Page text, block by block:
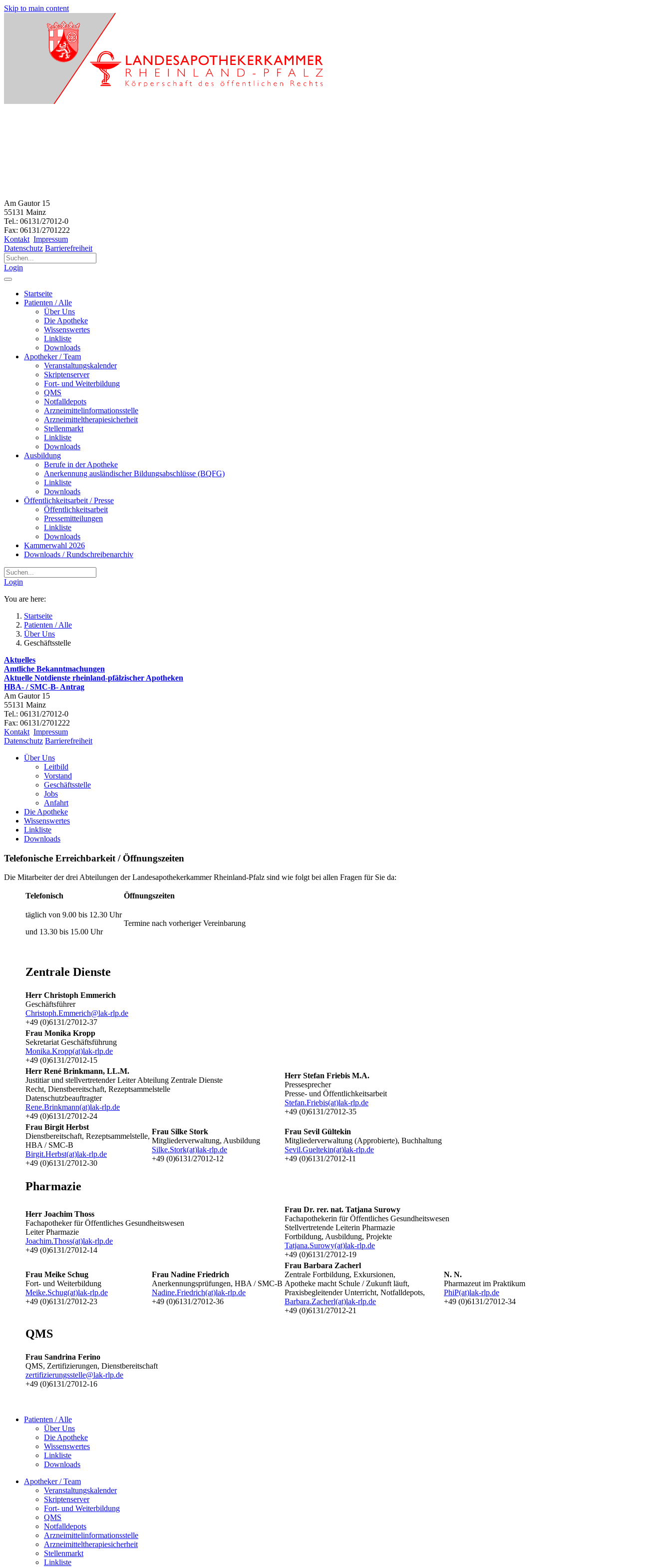
Skip to main content
Am Gautor 15
55131 Mainz
Tel.: 06131/27012-0
Fax: 06131/2701222
Kontakt Impressum
Datenschutz Barrierefreiheit
Login
Startseite
Patienten / Alle
Über Uns
Die Apotheke
Wissenswertes
Linkliste
Downloads
Apotheker / Team
Veranstaltungskalender
Skriptenserver
Fort- und Weiterbildung
QMS
Notfalldepots
Arzneimittelinformationsstelle
Arzneimitteltherapiesicherheit
Stellenmarkt
Linkliste
Downloads
Ausbildung
Berufe in der Apotheke
Anerkennung ausländischer Bildungsabschlüsse (BQFG)
Linkliste
Downloads
Öffentlichkeitsarbeit / Presse
Öffentlichkeitsarbeit
Pressemitteilungen
Linkliste
Downloads
Kammerwahl 2026
Downloads / Rundschreibenarchiv
Login
You are here:
Startseite
Patienten / Alle
Über Uns
Geschäftsstelle
Aktuelles
Amtliche Bekanntmachungen
Aktuelle Notdienste rheinland-pfälzischer Apotheken
HBA- / SMC-B- Antrag
Am Gautor 15
55131 Mainz
Tel.: 06131/27012-0
Fax: 06131/2701222
Kontakt Impressum
Datenschutz Barrierefreiheit
Über Uns
Leitbild
Vorstand
Geschäftsstelle
Jobs
Anfahrt
Die Apotheke
Wissenswertes
Linkliste
Downloads
Telefonische Erreichbarkeit / Öffnungszeiten
Die Mitarbeiter der drei Abteilungen der Landesapothekerkammer Rheinland-Pfalz sind wie folgt bei allen Fragen für Sie da:
Telefonisch Öffnungszeiten
täglich von 9.00 bis 12.30 Uhr
und 13.30 bis 15.00 Uhr
Termine nach vorheriger Vereinbarung
Zentrale Dienste
Herr Christoph Emmerich
Geschäftsführer
Christoph.Emmerich@lak-rlp.de
+49 (0)6131/27012-37
Frau Monika Kropp
Sekretariat Geschäftsführung
Monika.Kropp(at)lak-rlp.de
+49 (0)6131/27012-15
Herr René Brinkmann, LL.M.
Justitiar und stellvertretender Leiter Abteilung Zentrale Dienste
Recht, Dienstbereitschaft, Rezeptsammelstelle
Datenschutzbeauftragter
Rene.Brinkmann(at)lak-rlp.de
+49 (0)6131/27012-24
Herr Stefan Friebis M.A.
Pressesprecher
Presse- und Öffentlichkeitsarbeit
Stefan.Friebis(at)lak-rlp.de
+49 (0)6131/27012-35
Frau Birgit Herbst
Dienstbereitschaft, Rezeptsammelstelle,
HBA / SMC-B
Birgit.Herbst(at)lak-rlp.de
+49 (0)6131/27012-30
Frau Silke Stork
Mitgliederverwaltung, Ausbildung
Silke.Stork(at)lak-rlp.de
+49 (0)6131/27012-12
Frau Sevil Gültekin
Mitgliederverwaltung (Approbierte), Buchhaltung
Sevil.Gueltekin(at)lak-rlp.de
+49 (0)6131/27012-11
Pharmazie
Herr Joachim Thoss
Fachapotheker für Öffentliches Gesundheitswesen
Leiter Pharmazie
Joachim.Thoss(at)lak-rlp.de
+49 (0)6131/27012-14
Frau Dr. rer. nat. Tatjana Surowy
Fachapothekerin für Öffentliches Gesundheitswesen
Stellvertretende Leiterin Pharmazie
Fortbildung, Ausbildung, Projekte
Tatjana.Surowy(at)lak-rlp.de
+49 (0)6131/27012-19
Frau Meike Schug
Fort- und Weiterbildung
Meike.Schug(at)lak-rlp.de
+49 (0)6131/27012-23
Frau Nadine Friedrich
Anerkennungsprüfungen, HBA / SMC-B
Nadine.Friedrich(at)lak-rlp.de
+49 (0)6131/27012-36
Frau Barbara Zacherl
Zentrale Fortbildung, Exkursionen,
Apotheke macht Schule / Zukunft läuft,
Praxisbegleitender Unterricht, Notfalldepots,
Barbara.Zacherl(at)lak-rlp.de
+49 (0)6131/27012-21
N. N.
Pharmazeut im Praktikum
PhiP(at)lak-rlp.de
+49 (0)6131/27012-34
QMS
Frau Sandrina Ferino
QMS, Zertifizierungen, Dienstbereitschaft
zertifizierungsstelle@lak-rlp.de
+49 (0)6131/27012-16
Patienten / Alle
Über Uns
Die Apotheke
Wissenswertes
Linkliste
Downloads
Apotheker / Team
Veranstaltungskalender
Skriptenserver
Fort- und Weiterbildung
QMS
Notfalldepots
Arzneimittelinformationsstelle
Arzneimitteltherapiesicherheit
Stellenmarkt
Linkliste